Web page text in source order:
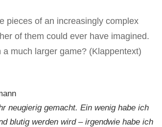
pieces of an increasingly complex
of them could ever have imagined.
much larger game? (Klappentext)
neugierig gemacht. Ein wenig habe ich
blutig werden wird – irgendwie habe ich